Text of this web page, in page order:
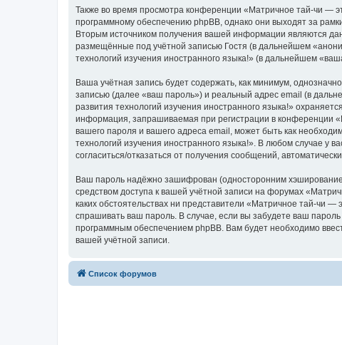
Также во время просмотра конференции «Матричное тай-чи —
программному обеспечению phpBB, однако они выходят за
Вторым источником получения вашей информации являются
размещённые под учётной записью Гостя (в дальнейшем
технологий изучения иностранного языка!» (в дальнейшем
Ваша учётная запись будет содержать, как минимум,
записью (далее «ваш пароль») и реальный адрес email (в
развития технологий изучения иностранного языка!»
информация, запрашиваемая при регистрации в конференции
вашего пароля и вашего адреса email, может быть как
технологий изучения иностранного языка!». В любом случае у
согласиться/отказаться от получения сообщений,
Ваш пароль надёжно зашифрован (односторонним
средством доступа к вашей учётной записи на форумах
каких обстоятельствах ни представители «Матричное тай-чи —
спрашивать ваш пароль. В случае, если вы забудете ваш
программным обеспечением phpBB. Вам будет необходимо
вашей учётной записи.
Список форумов